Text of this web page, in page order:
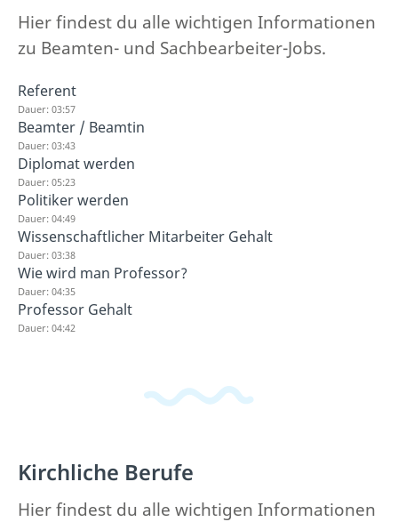
Hier findest du alle wichtigen Informationen
zu Beamten- und Sachbearbeiter-Jobs.
Referent
Dauer: 03:57
Beamter / Beamtin
Dauer: 03:43
Diplomat werden
Dauer: 05:23
Politiker werden
Dauer: 04:49
Wissenschaftlicher Mitarbeiter Gehalt
Dauer: 03:38
Wie wird man Professor?
Dauer: 04:35
Professor Gehalt
Dauer: 04:42
Kirchliche Berufe
Hier findest du alle wichtigen Informationen